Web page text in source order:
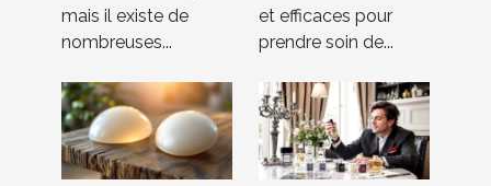
mais il existe de
nombreuses...
et efficaces pour
prendre soin de...